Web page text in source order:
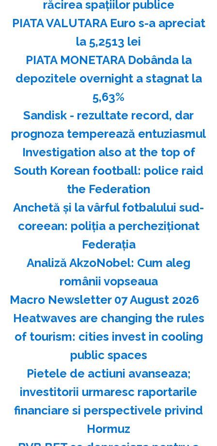
răcirea spaţiilor publice
PIATA VALUTARA Euro s-a apreciat
la 5,2513 lei
PIATA MONETARA Dobânda la
depozitele overnight a stagnat la
5,63%
Sandisk - rezultate record, dar
prognoza temperează entuziasmul
Investigation also at the top of
South Korean football: police raid
the Federation
Anchetă şi la vârful fotbalului sud-
coreean: poliţia a percheziţionat
Federaţia
Analiză AkzoNobel: Cum aleg
românii vopseaua
Macro Newsletter 07 August 2026
Heatwaves are changing the rules
of tourism: cities invest in cooling
public spaces
Pietele de actiuni avanseaza;
investitorii urmaresc raportarile
financiare si perspectivele privind
Hormuz